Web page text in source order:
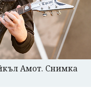
Амот. Снимка